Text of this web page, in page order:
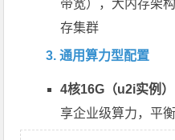
带宽），大内存架
存集群
3. 通用算力型配置
4核16G（u2i实例）
享企业级算力，平